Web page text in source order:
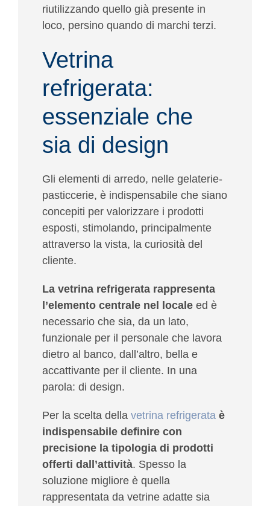
riutilizzando quello già presente in
loco, persino quando di marchi terzi.
Vetrina
refrigerata:
essenziale che
sia di design
Gli elementi di arredo, nelle gelaterie-
pasticcerie, è indispensabile che siano
concepiti per valorizzare i prodotti
esposti, stimolando, principalmente
attraverso la vista, la curiosità del
cliente.
La vetrina refrigerata rappresenta
l’elemento centrale nel localeed è
necessario che sia, da un lato,
funzionale per il personale che lavora
dietro al banco, dall’altro, bella e
accattivante per il cliente. In una
parola: di design.
Per la scelta della vetrina refrigerata è
indispensabile definire con
precisione la tipologia di prodotti
offerti dall’attività. Spesso la
soluzione migliore è quella
rappresentata da vetrine adatte sia